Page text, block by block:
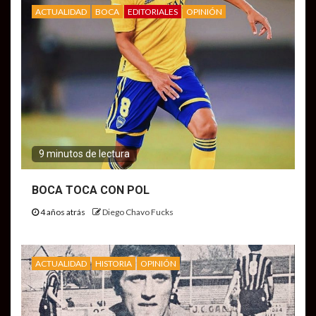
ACTUALIDAD BOCA EDITORIALES OPINIÓN
9 minutos de lectura
BOCA TOCA CON POL
4 años atrás Diego Chavo Fucks
ACTUALIDAD HISTORIA OPINIÓN